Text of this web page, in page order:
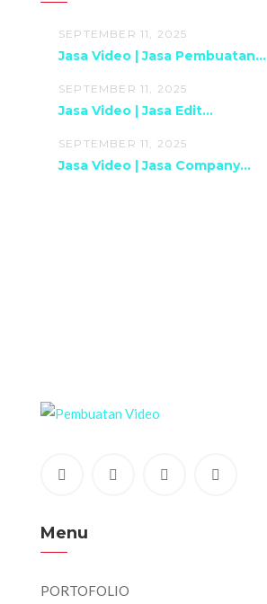
SEPTEMBER 11, 2025
Jasa Video | Jasa Pembuatan...
SEPTEMBER 11, 2025
Jasa Video | Jasa Edit...
SEPTEMBER 11, 2025
Jasa Video | Jasa Company...
Menu
PORTOFOLIO